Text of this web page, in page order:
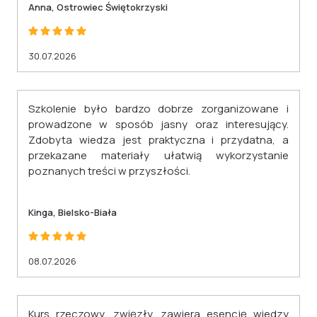
pozaszkolnych (Dz. U. z 2023 r. poz. 2175).
Anna, Ostrowiec Świętokrzyski
30.07.2026
Szkolenie było bardzo dobrze zorganizowane i
prowadzone w sposób jasny oraz interesujący.
Zdobyta wiedza jest praktyczna i przydatna, a
przekazane materiały ułatwią wykorzystanie
poznanych treści w przyszłości.
Kinga, Bielsko-Biała
08.07.2026
Kurs rzeczowy, zwięzły, zawiera esencję wiedzy